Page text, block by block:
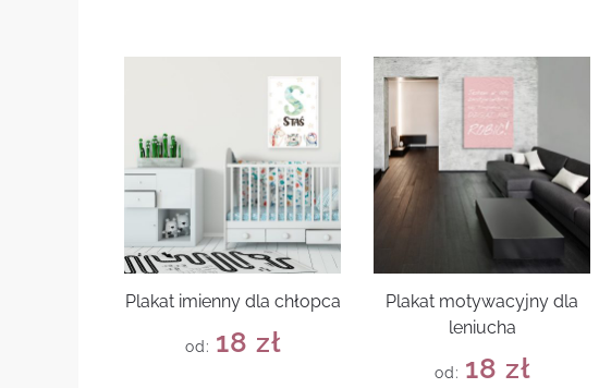
Plakat imienny dla chłopca
od: 18 zł
Plakat motywacyjny dla
leniucha
od: 18 zł